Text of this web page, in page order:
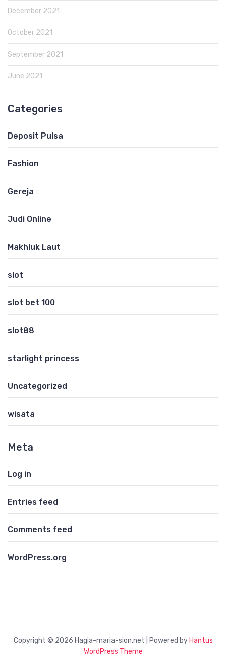
December 2021
October 2021
September 2021
June 2021
Categories
Deposit Pulsa
Fashion
Gereja
Judi Online
Makhluk Laut
slot
slot bet 100
slot88
starlight princess
Uncategorized
wisata
Meta
Log in
Entries feed
Comments feed
WordPress.org
Copyright © 2026 Hagia-maria-sion.net | Powered by Hantus
WordPress Theme